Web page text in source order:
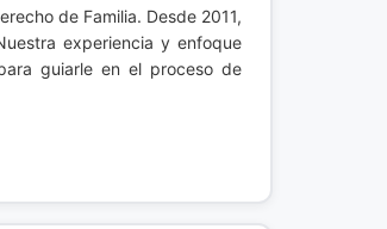
de Familia. Desde 2011,
experiencia y enfoque
guiarle en el proceso de